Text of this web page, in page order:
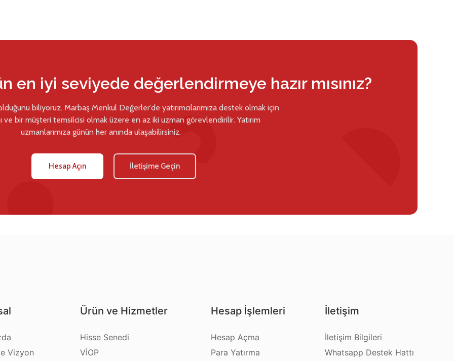
en iyi seviyede değerlendirmeye hazır mısınız?
biliyoruz. Marbaş Menkul Değerler’de yatırımcılarımıza destek olmak için
ve bir müşteri temsilcisi olmak üzere en az iki uzman görevlendirilir. Yatırım
uzmanlarımıza günün her anında ulaşabilirsiniz.
Hesap Açın İletişime Geçin
Vizyon
Ürün ve Hizmetler
Hisse Senedi
VİOP
Hesap İşlemleri
Hesap Açma
Para Yatırma
İletişim
İletişim Bilgileri
Whatsapp Destek Hattı